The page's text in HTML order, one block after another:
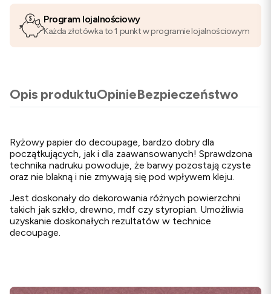
Program lojalnościowy
Każda złotówka to 1 punkt w programie lojalnościowym
Opis produktuOpinieBezpieczeństwo
Ryżowy papier do decoupage, bardzo dobry dla
początkujących, jak i dla zaawansowanych! Sprawdzona
technika nadruku powoduje, że barwy pozostają czyste
oraz nie blakną i nie zmywają się pod wpływem kleju.
Jest doskonały do dekorowania różnych powierzchni
takich jak szkło, drewno, mdf czy styropian. Umożliwia
uzyskanie doskonałych rezultatów w technice
decoupage.